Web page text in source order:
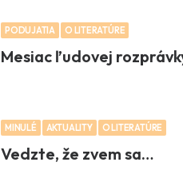
PODUJATIA O LITERATÚRE
Mesiac ľudovej
MINULÉ AKTUALITY O LITERATÚRE
Vedzte, že zvem sa…